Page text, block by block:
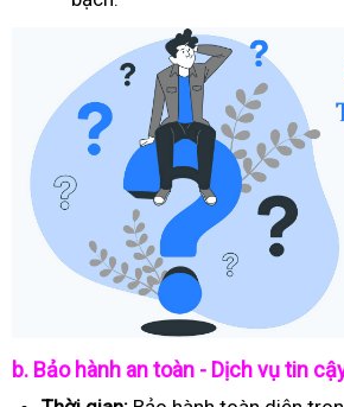
b. Bảo hành an toàn - Dịch vụ tin